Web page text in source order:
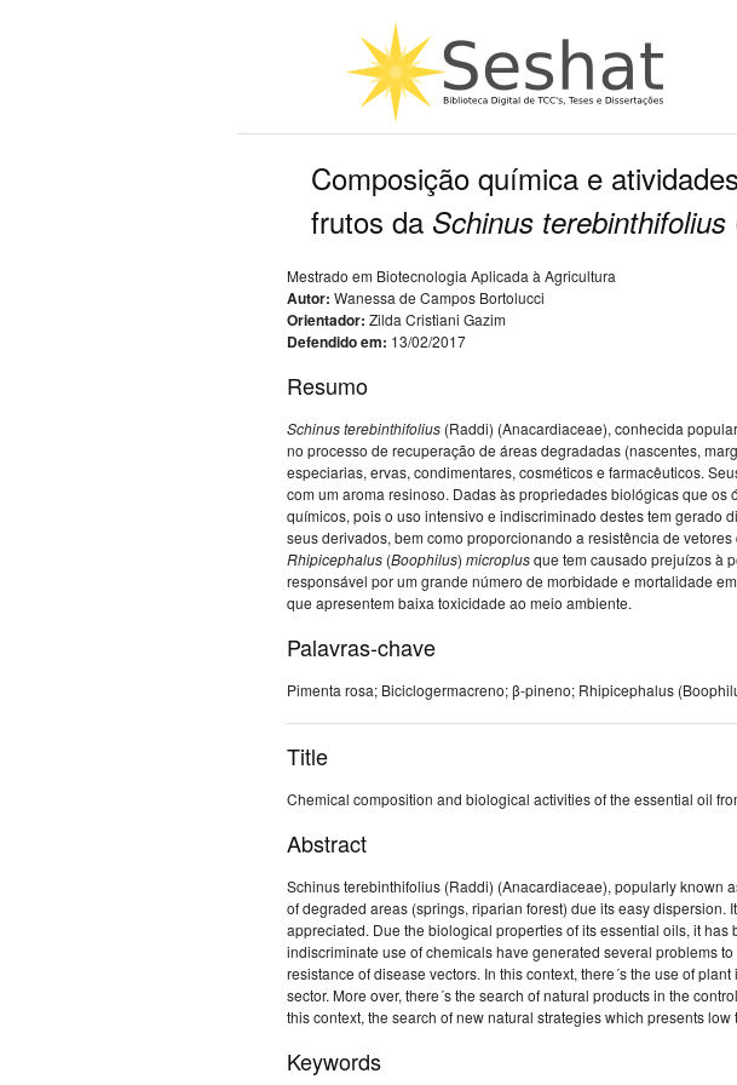
Composição química e
frutos da Schinus terebinthifolius
Mestrado em Biotecnologia Aplicada à Agricultura
Autor: Wanessa de Campos Bortolucci
Orientador: Zilda Cristiani Gazim
Defendido em: 13/02/2017
Resumo
Schinusterebinthifolius (Raddi) (Anacardiaceae), conhecida
no processo de recuperação de áreas degradadas (nascentes,
especiarias, ervas, condimentares, cosméticos e farmacêuticos.
com um aroma resinoso. Dadas às propriedades biológicas que
químicos, pois o uso intensivo e indiscriminado destes tem gerado
seus derivados, bem como proporcionando a resistência de
Rhipicephalus (Boophilus) microplusque tem causado prejuízos à
responsável por um grande número de morbidade e mortalidade
que apresentem baixa toxicidade ao meio ambiente.
Palavras-chave
Pimenta rosa; Biciclogermacreno; β-pineno; Rhipicephalus
Title
Chemical composition and biological activities of the essential oil
Abstract
Schinus terebinthifolius (Raddi) (Anacardiaceae), popularly known
of degraded areas (springs, riparian forest) due its easy
appreciated. Due the biological properties of its essential oils, it
indiscriminate use of chemicals have generated several problems
resistance of disease vectors. In this context, there´s the use of
sector. More over, there´s the search of natural products in the
this context, the search of new natural strategies which presents
Keywords